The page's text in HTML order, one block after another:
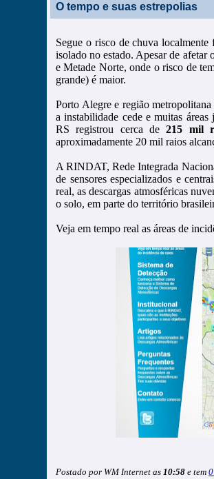
O tempo e suas estrepolias
Segue o risco de chuva
isolado no estado. Apesar de
e Metade Norte, onde o risco de
grande) é maior.
Porto Alegre e região
a instabilidade cede e muitas
RS registrou cerca de215 mil
aproximadamente 20 mil raios
A RINDAT, Rede Integrada
de sensores especializados e
real, as descargas atmosféricas
o solo, em parte do território
Veja em tempo real as áreas de
Postado por WM Internet as 10:58 e tem